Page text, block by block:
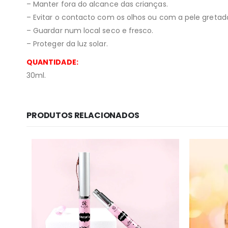
– Manter fora do alcance das crianças.
– Evitar o contacto com os olhos ou com a pele
– Guardar num local seco e fresco.
– Proteger da luz solar.
QUANTIDADE:
30ml.
PRODUTOS RELACIONADOS